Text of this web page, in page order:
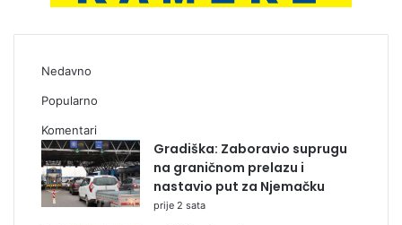
Nedavno
Popularno
Komentari
Gradiška: Zaboravio suprugu
na graničnom prelazu i
nastavio put za Njemačku
prije 2 sata